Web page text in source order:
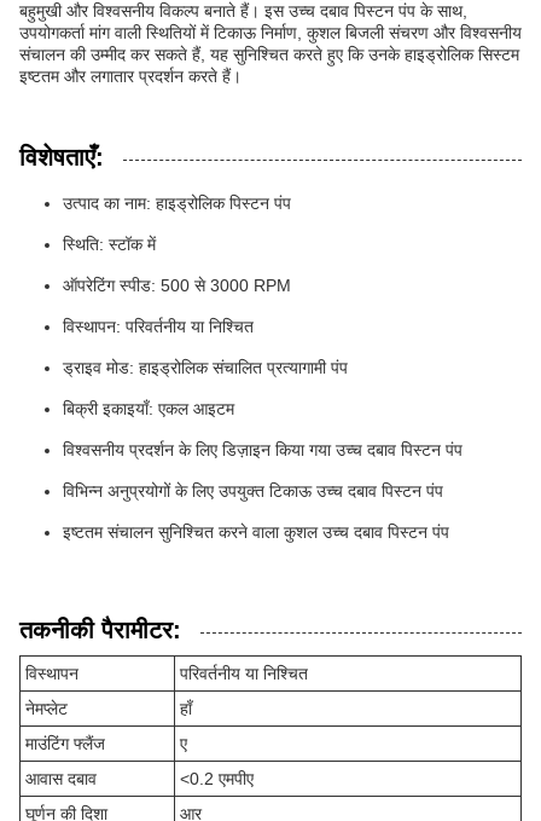
बहुमुखी और विश्वसनीय विकल्प बनाते हैं। इस उच्च दबाव पिस्टन पंप के साथ,
उपयोगकर्ता मांग वाली स्थितियों में टिकाऊ निर्माण, कुशल बिजली संचरण और विश्वसनीय
संचालन की उम्मीद कर सकते हैं, यह सुनिश्चित करते हुए कि उनके हाइड्रोलिक सिस्टम
इष्टतम और लगातार प्रदर्शन करते हैं।
विशेषताएँ:
उत्पाद का नाम: हाइड्रोलिक पिस्टन पंप
स्थिति: स्टॉक में
ऑपरेटिंग स्पीड: 500 से 3000 RPM
विस्थापन: परिवर्तनीय या निश्चित
ड्राइव मोड: हाइड्रोलिक संचालित प्रत्यागामी पंप
बिक्री इकाइयाँ: एकल आइटम
विश्वसनीय प्रदर्शन के लिए डिज़ाइन किया गया उच्च दबाव पिस्टन पंप
विभिन्न अनुप्रयोगों के लिए उपयुक्त टिकाऊ उच्च दबाव पिस्टन पंप
इष्टतम संचालन सुनिश्चित करने वाला कुशल उच्च दबाव पिस्टन पंप
तकनीकी पैरामीटर:
विस्थापन
परिवर्तनीय या निश्चित
नेमप्लेट
हाँ
माउंटिंग फ्लैंज
ए
आवास दबाव
<0.2 एमपीए
घूर्णन की दिशा
आर